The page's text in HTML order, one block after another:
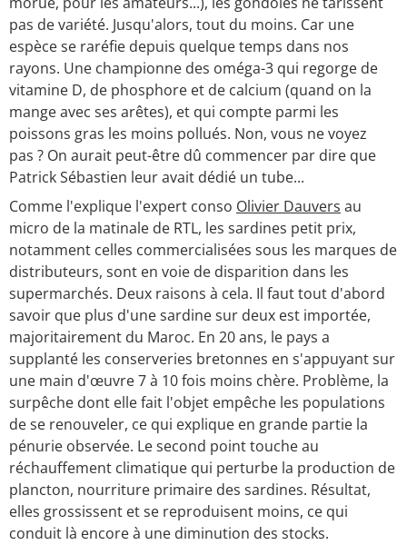
pas de variété. Jusqu'alors, tout du moins. Car une
espèce se raréfie depuis quelque temps dans nos
rayons. Une championne des oméga-3 qui regorge de
vitamine D, de phosphore et de calcium (quand on la
mange avec ses arêtes), et qui compte parmi les
poissons gras les moins pollués. Non, vous ne voyez
pas ? On aurait peut-être dû commencer par dire que
Patrick Sébastien leur avait dédié un tube...
Comme l'explique l'expert conso Olivier Dauvers au
micro de la matinale de RTL, les sardines petit prix,
notamment celles commercialisées sous les marques de
distributeurs, sont en voie de disparition dans les
supermarchés. Deux raisons à cela. Il faut tout d'abord
savoir que plus d'une sardine sur deux est importée,
majoritairement du Maroc. En 20 ans, le pays a
supplanté les conserveries bretonnes en s'appuyant sur
une main d'œuvre 7 à 10 fois moins chère. Problème, la
surpêche dont elle fait l'objet empêche les populations
de se renouveler, ce qui explique en grande partie la
pénurie observée. Le second point touche au
réchauffement climatique qui perturbe la production de
plancton, nourriture primaire des sardines. Résultat,
elles grossissent et se reproduisent moins, ce qui
conduit là encore à une diminution des stocks.